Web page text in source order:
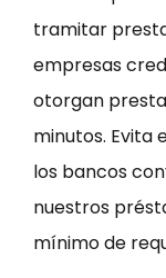
tramitar
empresas
otorgan
minutos. Evita
los bancos
nuestros
mínimo de